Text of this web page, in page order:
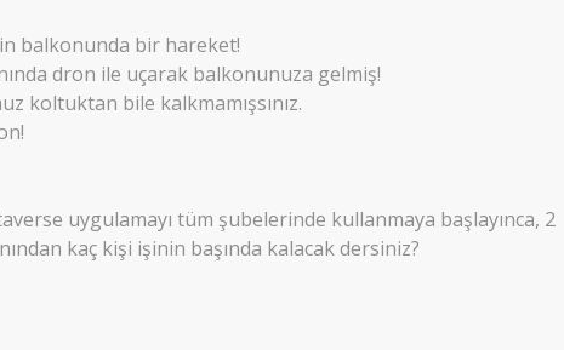
balkonunda bir hareket!
dron ile uçarak balkonunuza gelmiş!
koltuktan bile kalkmamışsınız.
uygulamayı tüm şubelerinde kullanmaya başlayınca, 2
kaç kişi işinin başında kalacak dersiniz?